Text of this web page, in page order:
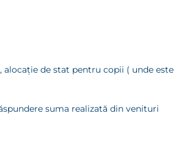
de stat pentru copii ( unde este
suma realizată din venituri